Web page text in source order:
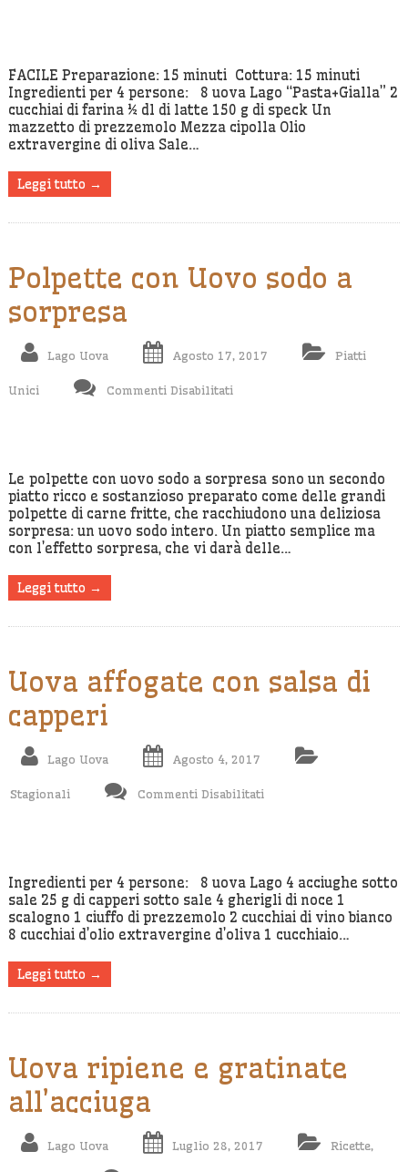
Speck
FACILE Preparazione: 15 minuti Cottura: 15 minuti
Ingredienti per 4 persone: 8 uova Lago “Pasta+Gialla” 2
cucchiai di farina ½ dl di latte 150 g di speck Un
mazzetto di prezzemolo Mezza cipolla Olio
extravergine di oliva Sale…
Leggi tutto →
Polpette con Uovo sodo a
sorpresa
Lago Uova Agosto 17, 2017 Piatti
Unici Commenti Disabilitati
Sodo
A
Sorpresa
Le polpette con uovo sodo a sorpresa sono un secondo
piatto ricco e sostanzioso preparato come delle grandi
polpette di carne fritte, che racchiudono una deliziosa
sorpresa: un uovo sodo intero. Un piatto semplice ma
con l’effetto sorpresa, che vi darà delle…
Leggi tutto →
Uova affogate con salsa di
capperi
Lago Uova Agosto 4, 2017
Stagionali Commenti Disabilitati
Salsa
Di
Capperi
Ingredienti per 4 persone: 8 uova Lago 4 acciughe sotto
sale 25 g di capperi sotto sale 4 gherigli di noce 1
scalogno 1 ciuffo di prezzemolo 2 cucchiai di vino bianco
8 cucchiai d’olio extravergine d’oliva 1 cucchiaio…
Leggi tutto →
Uova ripiene e gratinate
all’acciuga
Lago Uova Luglio 28, 2017 Ricette,